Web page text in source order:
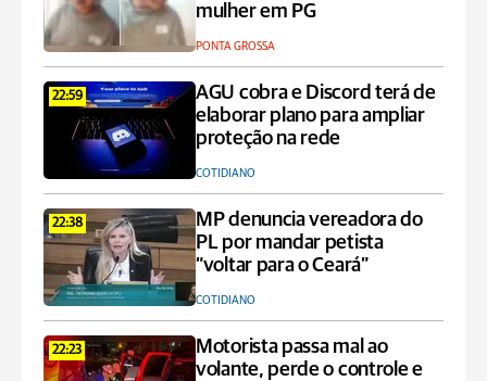
mulher em PG
PONTA GROSSA
22:59
AGU cobra e Discord terá de
elaborar plano para ampliar
proteção na rede
COTIDIANO
22:38
MP denuncia vereadora do
PL por mandar petista
“voltar para o Ceará”
COTIDIANO
22:23
Motorista passa mal ao
volante, perde o controle e